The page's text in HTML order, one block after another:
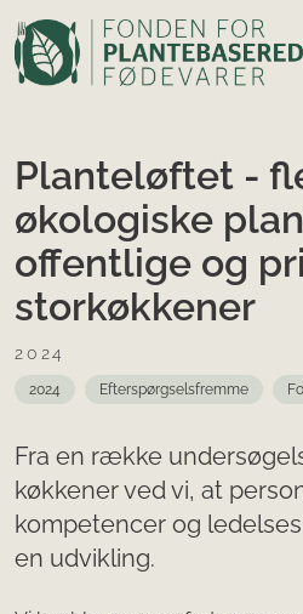
Planteløftet -
økologiske
offentlige og
storkøkkener
2024
2024 Efterspørgselsfremme
Fra en række
køkkener ved vi, at
kompetencer og
en udvikling.